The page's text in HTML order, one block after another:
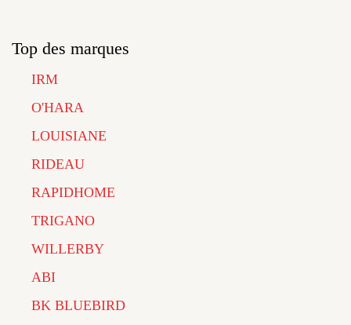
Top des marques
IRM
O'HARA
LOUISIANE
RIDEAU
RAPIDHOME
TRIGANO
WILLERBY
ABI
BK BLUEBIRD